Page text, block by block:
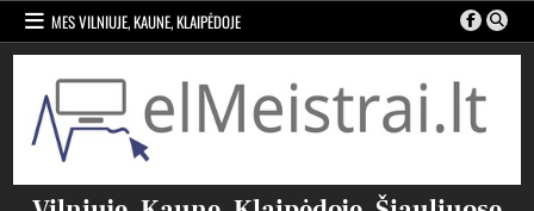
Pereiti
prie
turinio
MES VILNIUJE, KAUNE, KLAIPĖDOJE